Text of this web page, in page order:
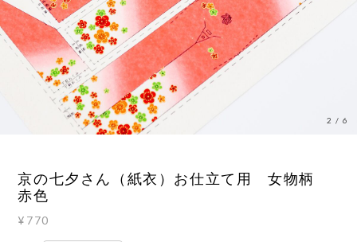
2 /6
京の七夕さん（紙衣）お仕立て用 女物柄
赤色
¥770